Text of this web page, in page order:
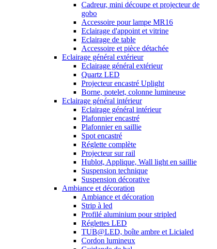
Cadreur, mini découpe et projecteur de
gobo
Accessoire pour lampe MR16
Eclairage d'appoint et vitrine
Eclairage de table
Accessoire et pièce détachée
Eclairage général extérieur
Eclairage général extérieur
Quartz LED
Projecteur encastré Uplight
Borne, potelet, colonne lumineuse
Eclairage général intérieur
Eclairage général intérieur
Plafonnier encastré
Plafonnier en saillie
Spot encastré
Réglette complète
Projecteur sur rail
Hublot, Applique, Wall light en saillie
Suspension technique
Suspension décorative
Ambiance et décoration
Ambiance et décoration
Strip à led
Profilé aluminium pour stripled
Réglettes LED
TUB@LED, boîte ambre et Licialed
Cordon lumineux